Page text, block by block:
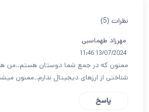
نظرات (5)
مهرزاد طهماسبی
13/07/2024 11:46
ممنون که در جمع شما دوستان هستم..من
شناختی از ارزهای دیجیتال ندارم..ممنون
پاسخ